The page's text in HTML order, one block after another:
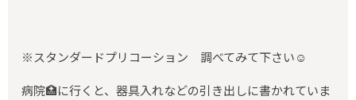
※スタンダードプリコーション 調べてみて下さい☺️
病院🏥に行くと、器具入れなどの引き出しに書かれていま